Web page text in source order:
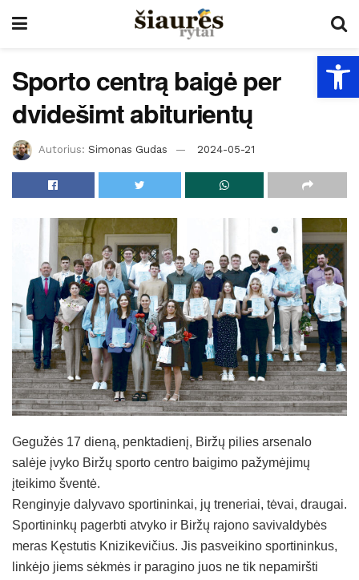
Sporto centrą baigė per
dvidešimt abiturientų
Autorius: Simonas Gudas 2024-05-21
Gegužės 17 dieną, penktadienį, Biržų pilies arsenalo
salėje įvyko Biržų sporto centro baigimo pažymėjimų
įteikimo šventė.
Renginyje dalyvavo sportininkai, jų treneriai, tėvai, draugai.
Sportininkų pagerbti atvyko ir Biržų rajono savivaldybės
meras Kęstutis Knizikevičius. Jis pasveikino sportininkus,
linkėjo jiems sėkmės ir paragino juos ne tik nepamiršti